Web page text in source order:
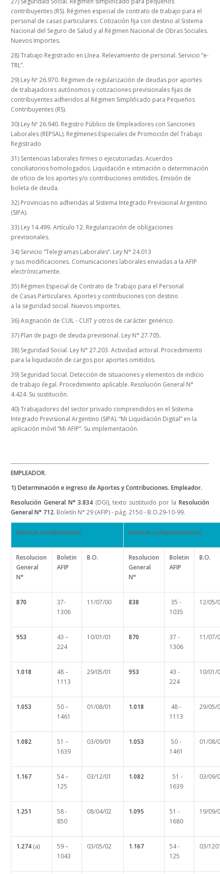
contribuyentes (RS). Régimen especial de contrato de trabajo para el
personal de casas particulares. Cotización fija con destino al Sistema
Nacional del Seguro de Salud y al Régimen Nacional de Obras Sociales.
Nuevos Importes.
28) Trabajo Registrado en Línea. Relevamiento de personal. Servicio “e-
TRL”.
29) Ley Nº 26.970. Régimen de regularización de deudas por aportes
de trabajadores autónomos y cotizaciones previsionales fijas de
contribuyentes adheridos al Régimen Simplificado para Pequeños
Contribuyentes (RS).
30) Ley Nº 26.940. Registro Público de Empleadores con Sanciones
Laborales (REPSAL). Regímenes Especiales de Promoción del Trabajo
Registrado
31) Sentencias laborales firmes o ejecutoriadas. Acuerdos
conciliatorios homologados. Liquidación e intimación o determinación
de oficio de los aportes y/o contribuciones omitidos. Emisión de
boleta de deuda.
32) Provincias no adheridas al Sistema Integrado Previsional Argentino
(SIPA).
33) Ley 14.499. Artículo 12. Regularización de obligaciones
previsionales.
34) Servicio “Telegramas Laborales”. Ley N° 24.013
y sus modificaciones. Comunicaciones laborales enviadas a la AFIP
electrónicamente.
35) Régimen Especial de Contrato de Trabajo para el Personal
de Casas Particulares. Aportes y contribuciones con destino
a la seguridad social. Nuevos importes.
36) Asignación de CUIL - CUIT y otros de carácter genérico.
37) Plan de pago de deuda previsional. Ley N° 27.705.
38) Seguridad Social. Ley N° 27.203. Actividad actoral. Procedimiento
para la liquidación de cargos por aportes omitidos.
39) Seguridad Social. Detección de situaciones y elementos de indicio
de trabajo ilegal. Procedimiento aplicable. Resolución General N°
4.424. Su sustitución.
40) Trabajadores del sector privado comprendidos en el Sistema
Integrado Previsional Argentino (SIPA). “Mi Liquidación Digital” en la
aplicación móvil “Mi AFIP”. Su implementación.
EMPLEADOR.
1) Determinación e ingreso de Aportes y Contribuciones. Empleador.
Resolución General N° 3.834 (DGI), texto sustituido por la Resolución
General N° 712. Boletín N° 29 (AFIP) - pág. 2150 - B.O.29-10-99.
Normas modificatorias Normas complementarias
Resolucion
General
N°
Boletin
AFIP
B.O.
Resolucion
General
N°
Boletin
AFIP
B.O.
870
37-
1306
11/07/00 838
35 -
1035
12/05/
953
43 –
224
10/01/01 870
37 -
1306
11/07/
1.018
48 –
1113
29/05/01 953
43 -
224
10/01/
1.053
50 –
1461
01/08/01 1.018
48 -
1113
29/05/
1.082
51 –
1639
03/09/01 1.053
50 -
1461
01/08/
1.167
54 –
125
03/12/01 1.082
51 -
1639
03/09/
1.251
58 -
850
08/04/02 1.095
51 -
1680
19/09/
1.274 (a)
59 –
1043
03/05/02 1.167
54 -
125
03/